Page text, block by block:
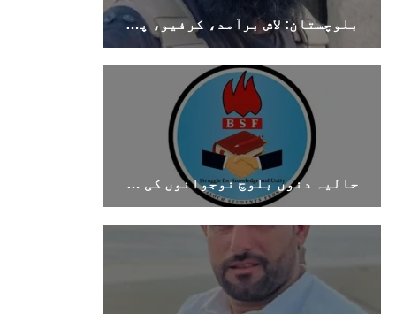
بلوچستان: لاش برآمد، کرفیو، پولیس اہلکار ہلاک
حالیہ دنوں بلوچ نوجوانوں کی غیر آئینی حراست اور جبری گمشدگیوں میں اضافہ تشویشناک ہے۔بی ایس ایف